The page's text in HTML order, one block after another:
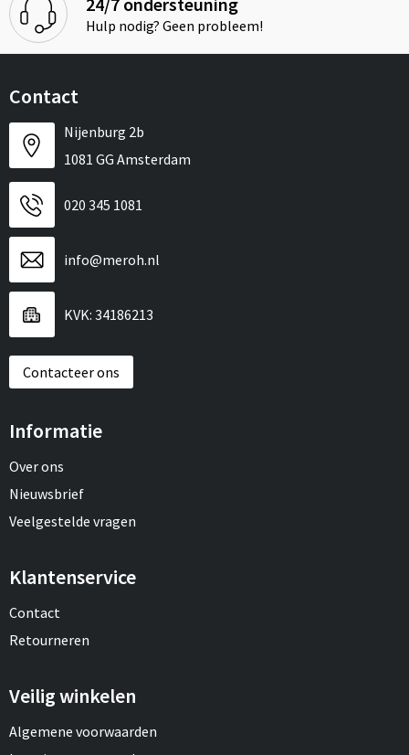
Hulp nodig? Geen probleem!
Contact
Nijenburg 2b
1081 GG Amsterdam
020 345 1081
info@meroh.nl
KVK: 34186213
Contacteer ons
Informatie
Over ons
Nieuwsbrief
Veelgestelde vragen
Klantenservice
Contact
Retourneren
Veilig winkelen
Algemene voorwaarden